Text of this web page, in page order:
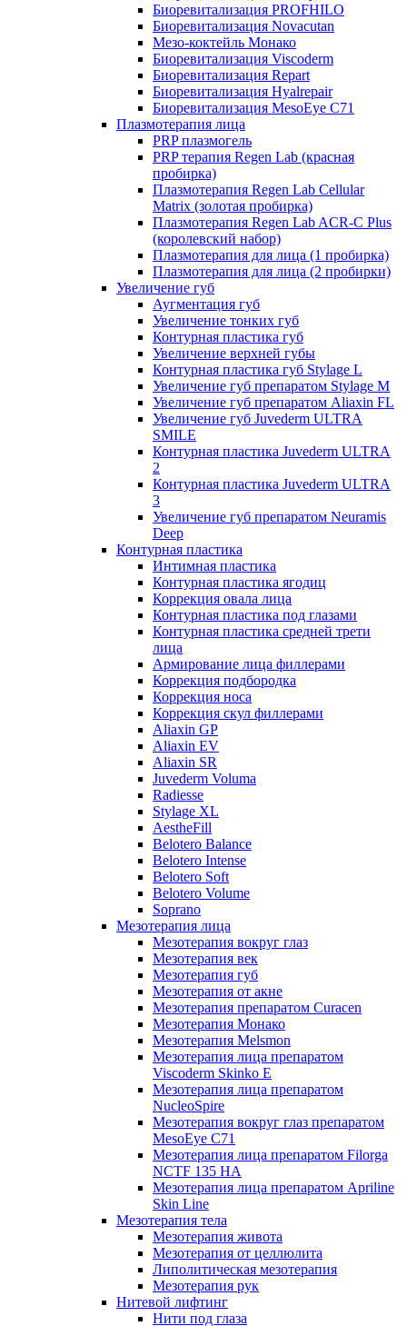
Биоревитализация PROFHILO
Биоревитализация Novacutan
Мезо-коктейль Монако
Биоревитализация Viscoderm
Биоревитализация Repart
Биоревитализация Hyalrepair
Биоревитализация MesoEye C71
Плазмотерапия лица
PRP плазмогель
PRP терапия Regen Lab (красная
пробирка)
Плазмотерапия Regen Lab Cellular
Matrix (золотая пробирка)
Плазмотерапия Regen Lab ACR-C Plus
(королевский набор)
Плазмотерапия для лица (1 пробирка)
Плазмотерапия для лица (2 пробирки)
Увеличение губ
Аугментация губ
Увеличение тонких губ
Контурная пластика губ
Увеличение верхней губы
Контурная пластика губ Stylage L
Увеличение губ препаратом Stylage M
Увеличение губ препаратом Aliaxin FL
Увеличение губ Juvederm ULTRA
SMILE
Контурная пластика Juvederm ULTRA
2
Контурная пластика Juvederm ULTRA
3
Увеличение губ препаратом Neuramis
Deep
Контурная пластика
Интимная пластика
Контурная пластика ягодиц
Коррекция овала лица
Контурная пластика под глазами
Контурная пластика средней трети
лица
Армирование лица филлерами
Коррекция подбородка
Коррекция носа
Коррекция скул филлерами
Aliaxin GP
Aliaxin EV
Aliaxin SR
Juvederm Voluma
Radiesse
Stylage XL
AestheFill
Belotero Balance
Belotero Intense
Belotero Soft
Belotero Volume
Soprano
Мезотерапия лица
Мезотерапия вокруг глаз
Мезотерапия век
Мезотерапия губ
Мезотерапия от акне
Мезотерапия препаратом Curacen
Мезотерапия Монако
Мезотерапия Melsmon
Мезотерапия лица препаратом
Viscoderm Skinko E
Мезотерапия лица препаратом
NucleoSpire
Мезотерапия вокруг глаз препаратом
MesoEye С71
Мезотерапия лица препаратом Filorga
NCTF 135 HA
Мезотерапия лица препаратом Apriline
Skin Line
Мезотерапия тела
Мезотерапия живота
Мезотерапия от целлюлита
Липолитическая мезотерапия
Мезотерапия рук
Нитевой лифтинг
Нити под глаза